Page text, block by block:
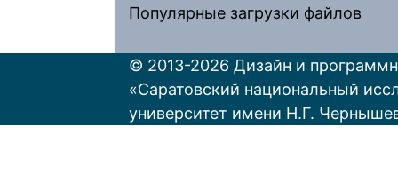
Популярные загрузки файлов
© 2013-2026 Дизайн и
«Саратовский национальный
университет имени Н.Г.